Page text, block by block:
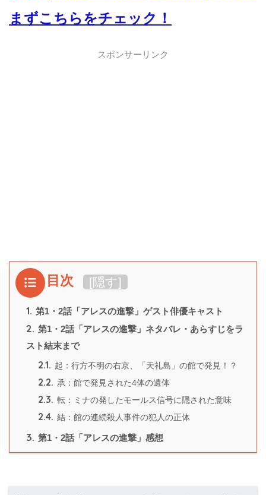
まずこちらをチェック！
スポンサーリンク
目次 [隠す]
1. 第1・2話「アレスの進撃」ゲスト俳優キャスト
2. 第1・2話「アレスの進撃」ネタバレ・あらすじをラ
スト結末まで
2.1. 起：行方不明の右京、「天礼島」の館で発見！？
2.2. 承：館で発見された4体の遺体
2.3. 転：ミナの発したモールス信号に隠された意味
2.4. 結：館の連続殺人事件の犯人の正体
3. 第1・2話「アレスの進撃」感想